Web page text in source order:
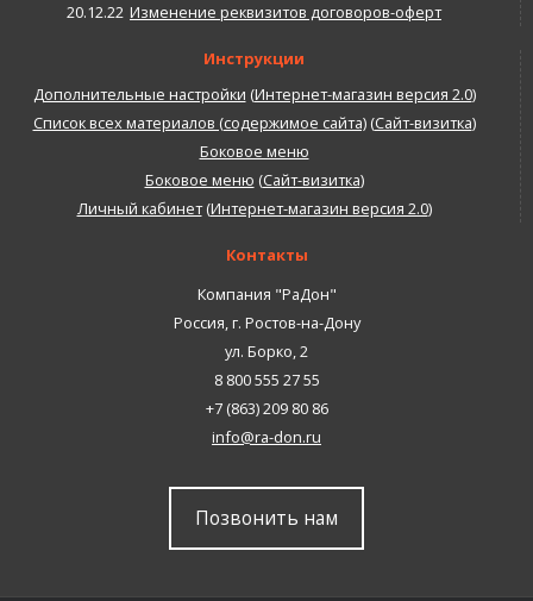
20.12.22 Изменение реквизитов договоров-оферт
Инструкции
Дополнительные настройки (Интернет-магазин версия 2.0)
Список всех материалов (содержимое сайта)(Сайт-визитка)
Боковое меню
Боковое меню (Сайт-визитка)
Личный кабинет(Интернет-магазин версия 2.0)
Контакты
Компания "РаДон"
Россия,г. Ростов-на-Дону
ул. Борко, 2
8 800 555 27 55
+7 (863) 209 80 86
info@ra-don.ru
Позвонить нам